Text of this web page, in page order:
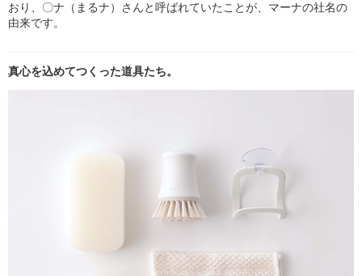
おり、〇ナ（まるナ）さんと呼ばれていたことが、マーナの社名の
由来です。
真心を込めてつくった道具たち。